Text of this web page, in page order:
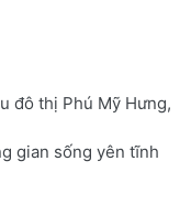
đô thị Phú Mỹ Hưng,
gian sống yên tĩnh